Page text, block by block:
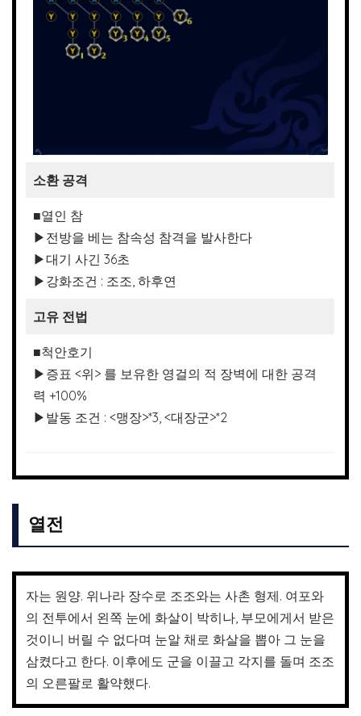
소환 공격
■열인 참
▶전방을 베는 참속성 참격을 발사한다
▶대기 사긴 36초
▶강화조건 : 조조, 하후연
고유 전법
■척안호기
▶증표 <위> 를 보유한 영걸의 적 장벽에 대한 공격
력 +100%
▶발동 조건 : <맹장>*3, <대장군>*2
열전
자는 원양. 위나라 장수로 조조와는 사촌 형제. 여포와
의 전투에서 왼쪽 눈에 화살이 박히나, 부모에게서 받은
것이니 버릴 수 없다며 눈알 채로 화살을 뽑아 그 눈을
삼켰다고 한다. 이후에도 군을 이끌고 각지를 돌며 조조
의 오른팔로 활약했다.